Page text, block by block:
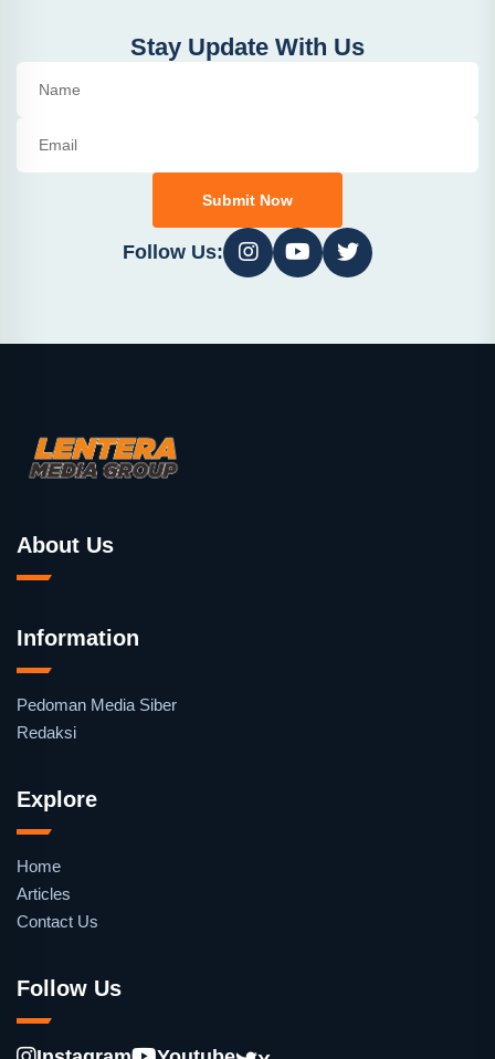
Stay Update With Us
Submit Now
Follow Us:
About Us
Information
Pedoman Media Siber
Redaksi
Explore
Home
Articles
Contact Us
Follow Us